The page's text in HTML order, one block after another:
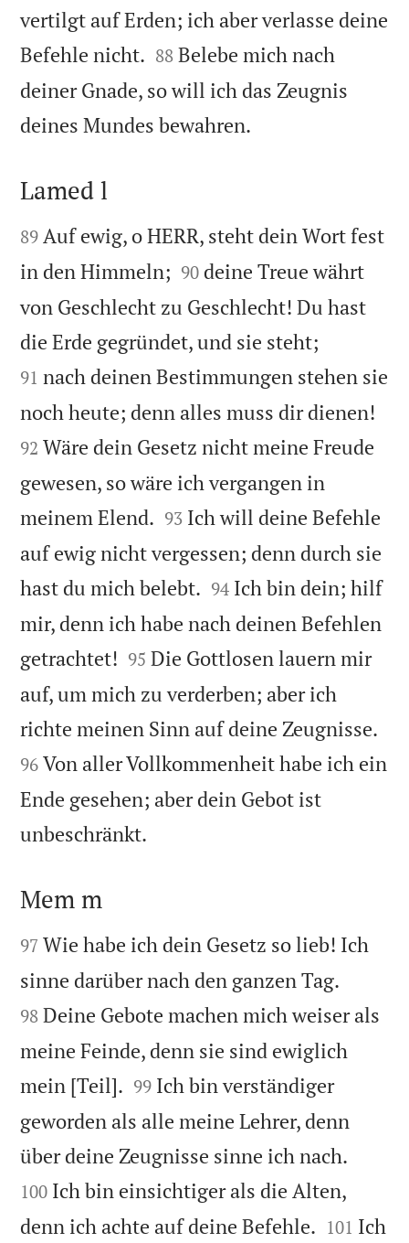
vertilgt auf Erden; ich aber verlasse deine
Befehle nicht. 

88 Belebe mich nach
deiner Gnade, so will ich das Zeugnis
deines Mundes bewahren.

Lamed l

89 Auf ewig, o HERR, steht dein Wort fest
in den Himmeln; 

90 deine Treue währt
von Geschlecht zu Geschlecht! Du hast
die Erde gegründet, und sie steht;
91 nach deinen Bestimmungen stehen sie
noch heute; denn alles muss dir dienen!
92 Wäre dein Gesetz nicht meine Freude
gewesen, so wäre ich vergangen in
meinem Elend. 

93 Ich will deine Befehle
auf ewig nicht vergessen; denn durch sie
hast du mich belebt. 

94 Ich bin dein; hilf
mir, denn ich habe nach deinen Befehlen
getrachtet! 

95 Die Gottlosen lauern mir
auf, um mich zu verderben; aber ich
richte meinen Sinn auf deine Zeugnisse.
96 Von aller Vollkommenheit habe ich ein
Ende gesehen; aber dein Gebot ist
unbeschränkt.

Mem m

97 Wie habe ich dein Gesetz so lieb! Ich
sinne darüber nach den ganzen Tag.
98 Deine Gebote machen mich weiser als
meine Feinde, denn sie sind ewiglich
mein [Teil]. 

99 Ich bin verständiger
geworden als alle meine Lehrer, denn
über deine Zeugnisse sinne ich nach.
100 Ich bin einsichtiger als die Alten,
denn ich achte auf deine Befehle. 

101 Ich